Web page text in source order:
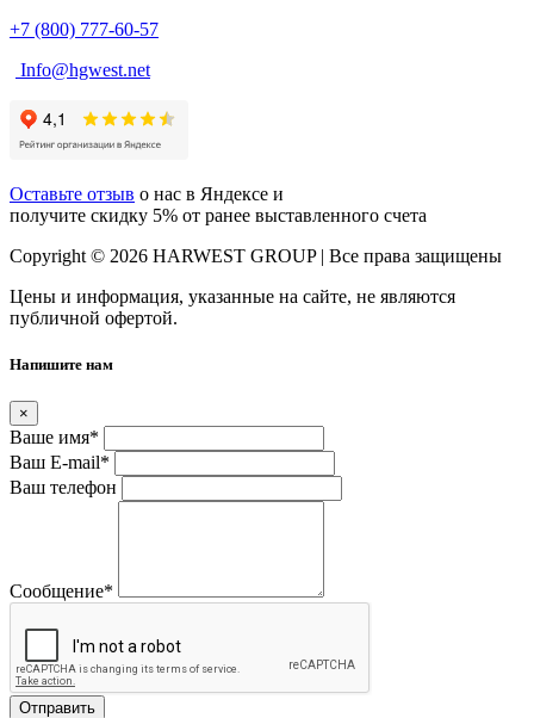
+7 (800) 777-60-57
Info@hgwest.net
Оставьте отзыв о нас в Яндексе и
получите скидку 5% от ранее выставленного счета
Copyright © 2026 HARWEST GROUP | Все права защищены
Цены и информация, указанные на сайте, не являются
публичной офертой.
Напишите нам
×
Ваше имя*
Ваш E-mail*
Ваш телефон
Сообщение*